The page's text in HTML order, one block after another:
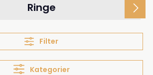
Ringe
Filter
Kategorier